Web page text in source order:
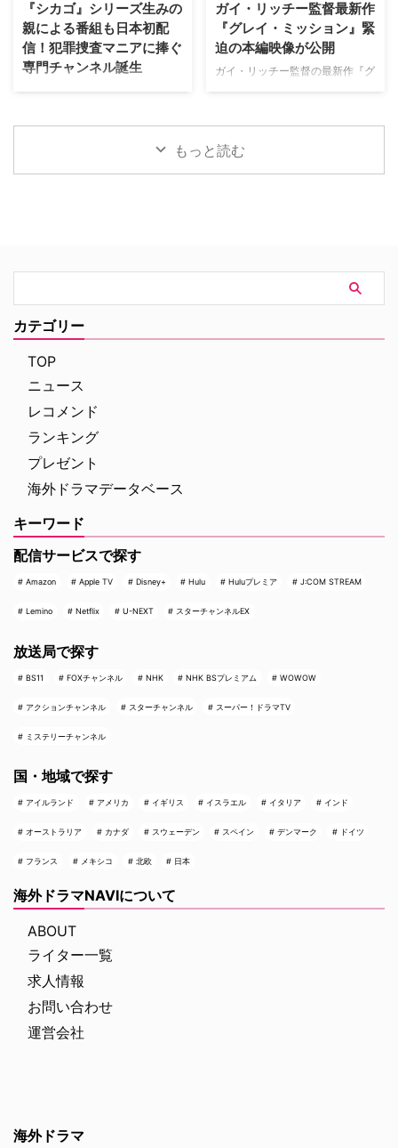
ーバーになる時 スパイダーマ
ン：ファー・フロム・ホーム ア
ベンジャーズ／エンドゲーム ア
ベンジャーズ／インフィニティ・
ク・ホラー リチャードとジュリ
エット夫妻が最近移り住んだ英国
ヨークシャー地方の人里離れた
「スターヴ・エイカー」は、家族
幼い息子オーウェンは喘息発作に
そ …
『シカゴ』シリーズ生みの
親による番組も日本初配
信！犯罪捜査マニアに捧ぐ
専門チャンネル誕生
日本唯一のミステリードラマ専門
ル」が、開局月である8月に展開
する新たなサービスとして、犯罪
捜査に特化した新たな専門チャン
ービス「プレミアTVパック」の
うちのチャンネルの一つで、人気
の高い犯罪捜査ドラマや放送には
ないクライムドキュメンタリーを
ガイ・リッチー監督最新作
『グレイ・ミッション』緊
迫の本編映像が公開
ガイ・リッチー監督の最新作『グ
ヘンリー・カヴィルによるスタイ
リッシュなアクションとユーモア
が詰まった本編映像が公開され
た。さらに、著名人たちからの絶
U.N.C.L.E.』で世界中の映画ファ
ンを熱狂させたガイ・リッチー監
最高に危険なノンストップ・バデ
もっと読む
カテゴリー
TOP
ニュース
レコメンド
ランキング
プレゼント
海外ドラマデータベース
キーワード
配信サービスで探す
Amazon Apple TV Disney+ Hulu Huluプレミア J:COM STREAM
Lemino Netflix U-NEXT スターチャンネルEX
放送局で探す
BS11 FOXチャンネル NHK NHK BSプレミアム WOWOW
アクションチャンネル スターチャンネル スーパー！ドラマTV
ミステリーチャンネル
国・地域で探す
アイルランド アメリカ イギリス イスラエル イタリア インド
オーストラリア カナダ スウェーデン スペイン デンマーク ドイツ
フランス メキシコ 北欧 日本
海外ドラマNAVIについて
ABOUT
ライター一覧
求人情報
お問い合わせ
運営会社
海外ドラマ